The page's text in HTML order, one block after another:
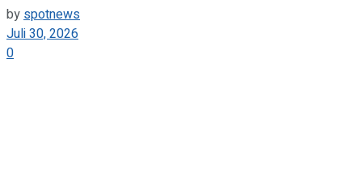
by spotnews
Juli 30, 2026
0